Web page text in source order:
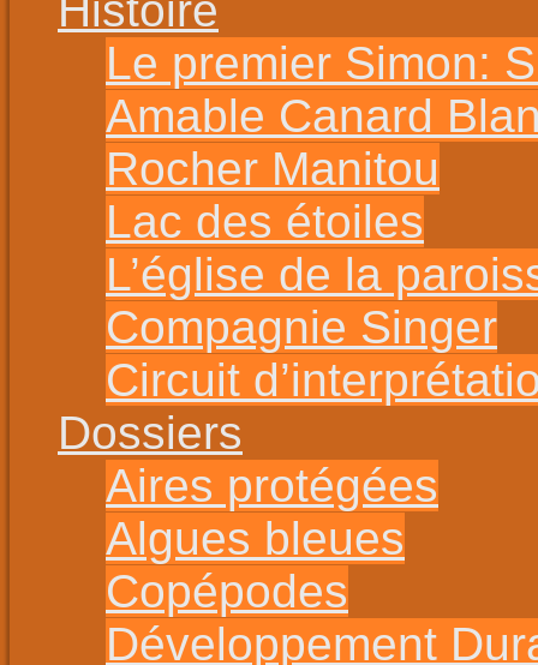
Le premier Simon:
Amable Canard
Rocher Manitou
Lac des étoiles
L’église de la
Compagnie Singer
Circuit
Dossiers
Aires protégées
Algues bleues
Copépodes
Développement